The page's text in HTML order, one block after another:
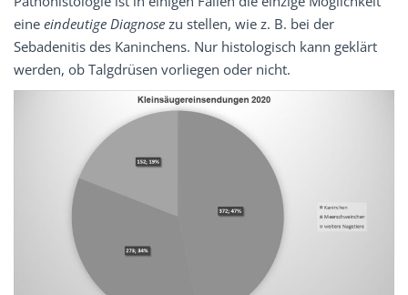
eine eindeutige Diagnose zu stellen, wie z. B. bei der
Sebadenitis des Kaninchens. Nur histologisch kann geklärt
werden, ob Talgdrüsen vorliegen oder nicht.